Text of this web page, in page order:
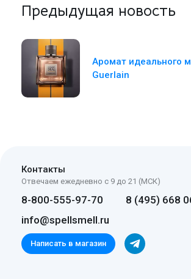
Предыдущая новость
Аромат идеального
Guerlain
Контакты
Отвечаем ежедневно с 9 до 21 (МСК)
8-800-555-97-70
8 (495) 668
info@spellsmell.ru
Написать в магазин